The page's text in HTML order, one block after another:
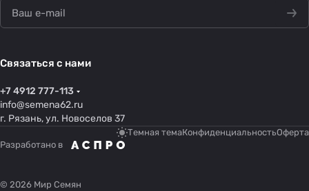
Связаться с нами
+7 4912 777-113
info@semena62.ru
г. Рязань, ул. Новоселов 37
Темная темаКонфиденциальностьОферта
Разработано в
© 2026 Мир Семян